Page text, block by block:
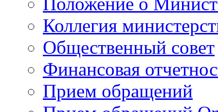
Коллегия
Общественный совет
Финансовая
Прием обращений